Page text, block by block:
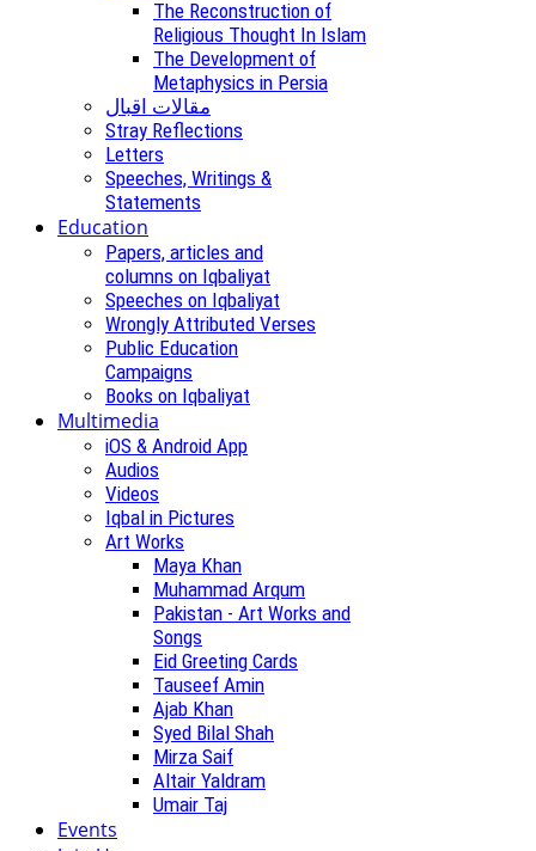
The Reconstruction of
Religious Thought In Islam
The Development of
Metaphysics in Persia
مقالات اقبال
Stray Reflections
Letters
Speeches, Writings &
Statements
Education
Papers, articles and
columns on Iqbaliyat
Speeches on Iqbaliyat
Wrongly Attributed Verses
Public Education
Campaigns
Books on Iqbaliyat
Multimedia
iOS & Android App
Audios
Videos
Iqbal in Pictures
Art Works
Maya Khan
Muhammad Arqum
Pakistan - Art Works and
Songs
Eid Greeting Cards
Tauseef Amin
Ajab Khan
Syed Bilal Shah
Mirza Saif
Altair Yaldram
Umair Taj
Events